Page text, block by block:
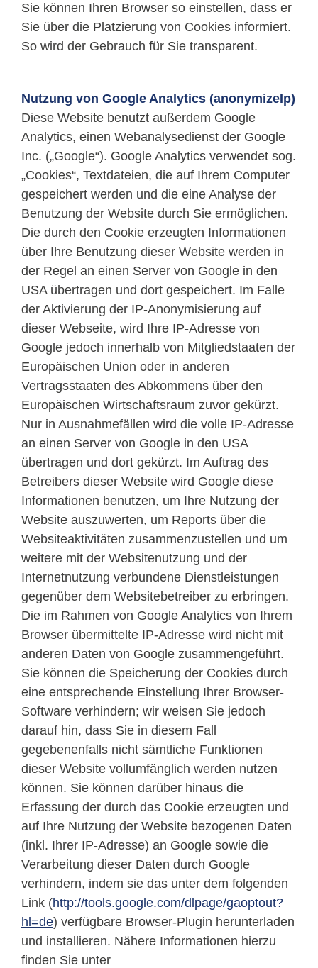
Sie können Ihren Browser so einstellen, dass er
Sie über die Platzierung von Cookies informiert.
So wird der Gebrauch für Sie transparent.
Nutzung von Google Analytics (anonymizeIp)
Diese Website benutzt außerdem Google
Analytics, einen Webanalysedienst der Google
Inc. („Google“). Google Analytics verwendet sog.
„Cookies“, Textdateien, die auf Ihrem Computer
gespeichert werden und die eine Analyse der
Benutzung der Website durch Sie ermöglichen.
Die durch den Cookie erzeugten Informationen
über Ihre Benutzung dieser Website werden in
der Regel an einen Server von Google in den
USA übertragen und dort gespeichert. Im Falle
der Aktivierung der IP-Anonymisierung auf
dieser Webseite, wird Ihre IP-Adresse von
Google jedoch innerhalb von Mitgliedstaaten der
Europäischen Union oder in anderen
Vertragsstaaten des Abkommens über den
Europäischen Wirtschaftsraum zuvor gekürzt.
Nur in Ausnahmefällen wird die volle IP-Adresse
an einen Server von Google in den USA
übertragen und dort gekürzt. Im Auftrag des
Betreibers dieser Website wird Google diese
Informationen benutzen, um Ihre Nutzung der
Website auszuwerten, um Reports über die
Websiteaktivitäten zusammenzustellen und um
weitere mit der Websitenutzung und der
Internetnutzung verbundene Dienstleistungen
gegenüber dem Websitebetreiber zu erbringen.
Die im Rahmen von Google Analytics von Ihrem
Browser übermittelte IP-Adresse wird nicht mit
anderen Daten von Google zusammengeführt.
Sie können die Speicherung der Cookies durch
eine entsprechende Einstellung Ihrer Browser-
Software verhindern; wir weisen Sie jedoch
darauf hin, dass Sie in diesem Fall
gegebenenfalls nicht sämtliche Funktionen
dieser Website vollumfänglich werden nutzen
können. Sie können darüber hinaus die
Erfassung der durch das Cookie erzeugten und
auf Ihre Nutzung der Website bezogenen Daten
(inkl. Ihrer IP-Adresse) an Google sowie die
Verarbeitung dieser Daten durch Google
verhindern, indem sie das unter dem folgenden
Link (http://tools.google.com/dlpage/gaoptout?
hl=de) verfügbare Browser-Plugin herunterladen
und installieren. Nähere Informationen hierzu
finden Sie unter